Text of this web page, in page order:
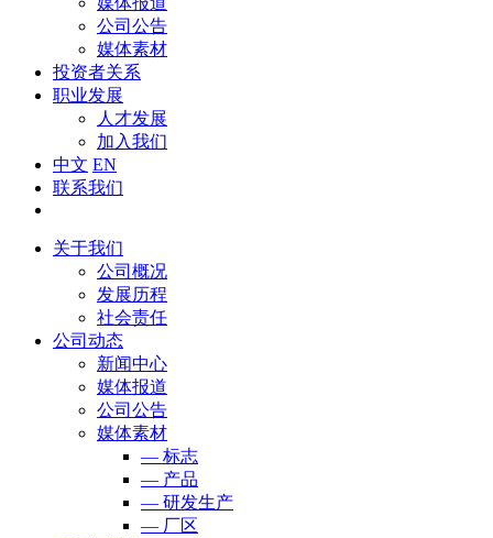
公司公告
媒体素材
投资者关系
职业发展
人才发展
加入我们
中文 EN
联系我们
关于我们
公司概况
发展历程
社会责任
公司动态
新闻中心
媒体报道
公司公告
媒体素材
— 标志
— 产品
— 研发生产
— 厂区